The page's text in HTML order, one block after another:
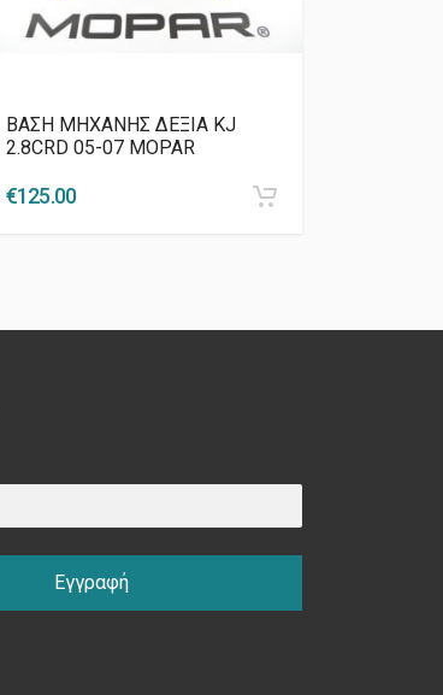
ΒΑΣΗ ΜΗΧΑΝΗΣ ΔΕΞΙΑ KJ
2.8CRD 05-07 MOPAR
€125.00
Εγγραφή